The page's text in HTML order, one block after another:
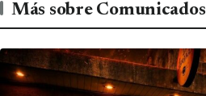
Más sobre Comunicados